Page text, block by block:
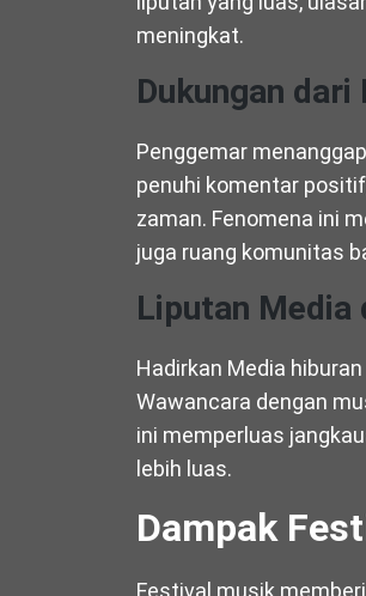
meningkat.
Dukungan
Penggemar
penuhi komentar
zaman. Fenomena ini
juga ruang komunitas
Liputan Media
Hadirkan Media
Wawancara dengan
ini memperluas
lebih luas.
Dampak
Festival musik